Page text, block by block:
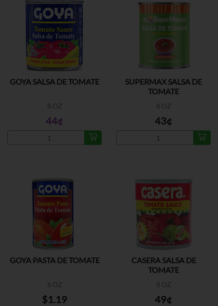
GOYA SALSA DE TOMATE
8 OZ
44¢
SUPERMAX SALSA DE
TOMATE
8 OZ
43¢
GOYA PASTA DE TOMATE
6 OZ
$1.19
CASERA SALSA DE
TOMATE
8 OZ
49¢